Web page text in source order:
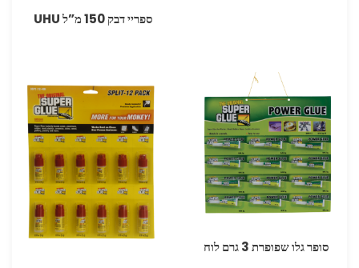
ספריי דבק ‏‏150 מ”ל UHU
סופר גלו שפופרת 3 גרם לוח